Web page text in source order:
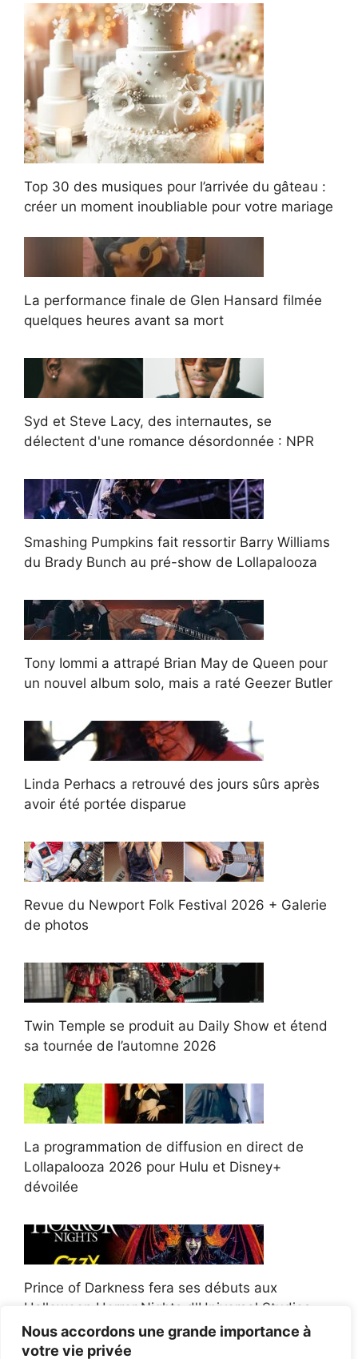
Nous accordons une grande importance à
votre vie privée
Top 30 des musiques pour l’arrivée du gâteau :
créer un moment inoubliable pour votre mariage
La performance finale de Glen Hansard filmée
quelques heures avant sa mort
Syd et Steve Lacy, des internautes, se
délectent d'une romance désordonnée : NPR
Smashing Pumpkins fait ressortir Barry Williams
du Brady Bunch au pré-show de Lollapalooza
Tony Iommi a attrapé Brian May de Queen pour
un nouvel album solo, mais a raté Geezer Butler
Linda Perhacs a retrouvé des jours sûrs après
avoir été portée disparue
Revue du Newport Folk Festival 2026 + Galerie
de photos
Twin Temple se produit au Daily Show et étend
sa tournée de l’automne 2026
La programmation de diffusion en direct de
Lollapalooza 2026 pour Hulu et Disney+
dévoilée
Prince of Darkness fera ses débuts aux
Halloween Horror Nights d'Universal Studios